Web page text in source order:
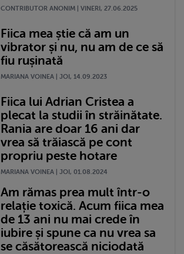
CONTRIBUTOR ANONIM | VINERI, 27.06.2025
Fiica mea știe că am un
vibrator și nu, nu am de ce să
fiu rușinată
MARIANA VOINEA | JOI, 14.09.2023
Fiica lui Adrian Cristea a
plecat la studii în străinătate.
Rania are doar 16 ani dar
vrea să trăiască pe cont
propriu peste hotare
MARIANA VOINEA | JOI, 01.08.2024
Am rămas prea mult într-o
relație toxică. Acum fiica mea
de 13 ani nu mai crede în
iubire și spune ca nu vrea sa
se căsătorească niciodată